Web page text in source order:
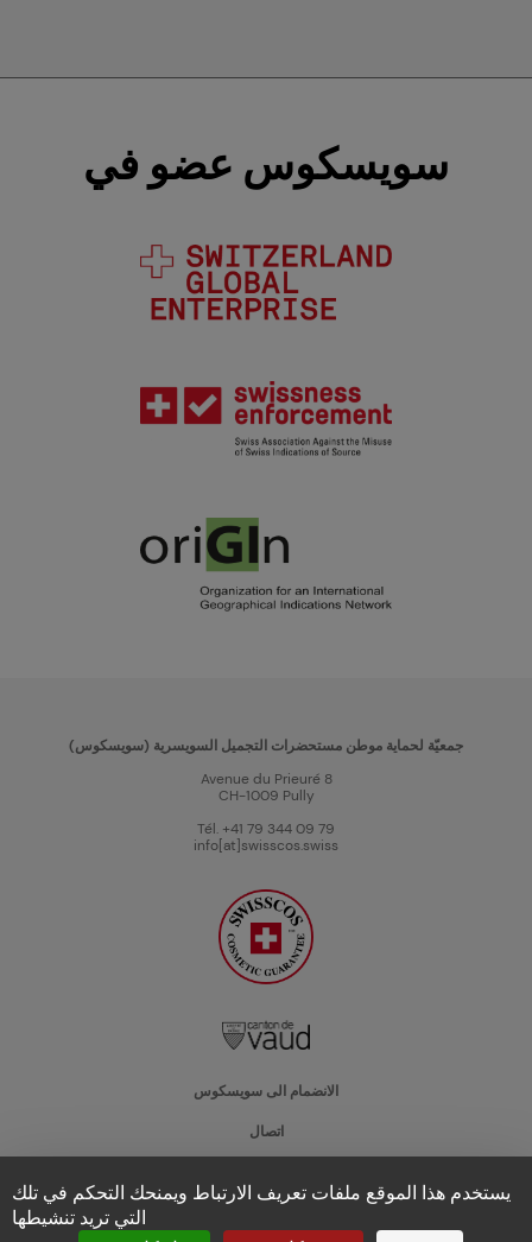
سويسكوس عضو في
جمعيّة لحماية موطن مستحضرات التجميل السويسرية (سويسكوس)
Avenue du Prieuré 8
CH-1009 Pully
Tél. +41 79 344 09 79
info[at]swisscos.swiss
الانضمام الى سويسكوس
اتصال
يستخدم هذا الموقع ملفات تعريف الارتباط ويمنحك التحكم في تلك
التي تريد تنشيطها